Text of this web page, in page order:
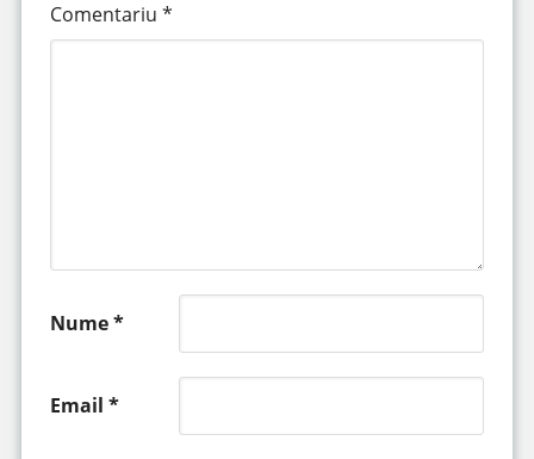
Comentariu *
Nume*
Email *